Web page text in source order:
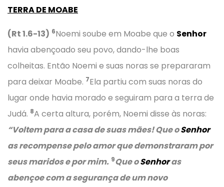
TERRA DE MOABE
(Rt 1.6-13) 6Noemi soube em Moabe que o Senhor
havia abençoado seu povo, dando-lhe boas
colheitas. Então Noemi e suas noras se prepararam
para deixar Moabe. 7Ela partiu com suas noras do
lugar onde havia morado e seguiram para a terra de
Judá. 8A certa altura, porém, Noemi disse às noras:
“Voltem para a casa de suas mães! Que oSenhor
as recompense pelo amor que demonstraram por
seus maridos e por mim. 9Que oSenhoras
abençoe com a segurança de um novo